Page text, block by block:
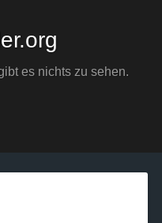
es nichts zu sehen.